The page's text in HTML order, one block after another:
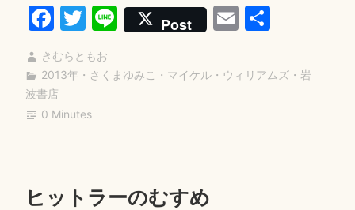
の
ス
ラ
Fa
ce
bo
ok
T
wi
tte
Li
ne
Post E
ail
共
きむらともお
2013年 ・ さくまゆみこ ・ マイケル・ウィリアムズ・ 岩
波書店
0 Minutes
ヒットラーのむすめ
コ
2